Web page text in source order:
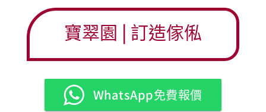
寶翠園 | 訂造傢俬
WhatsApp免費報價